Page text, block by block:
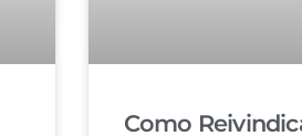
Como